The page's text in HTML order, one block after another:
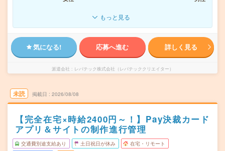
もっと見る
気になる! 応募へ進む 詳しく見る
派遣会社 レバテック株式会社（レバテッククリエイター）
未読 掲載日 2026/08/08
【完全在宅×時給2400円～！】Pay決裁カード
アプリ＆サイトの制作進行管理
交通費別途支給あり 土日祝日が休み 在宅・リモート